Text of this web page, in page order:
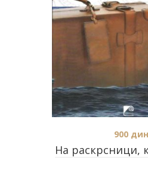
На раскрсници,
900